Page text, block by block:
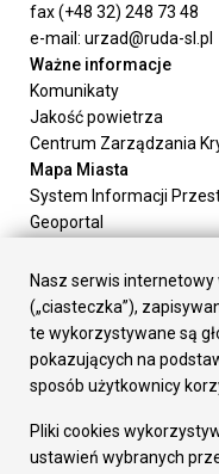
fax (+48 32) 248 73 48
e-mail: urzad@ruda-sl.pl
Ważne informacje
Komunikaty
Jakość powietrza
Centrum Zarządzania
Mapa Miasta
System Informacji
Geoportal
Załatw sprawę
Prezydent Miasta
Rada Miasta
Wydziały
Elektroniczna Skrzynka
Gospodarka
Fundusze europejskie
Nasz serwis
(„ciasteczka”),
te wykorzystywane są
pokazujących na
sposób użytkownicy
Pliki cookies
ustawień wybranych